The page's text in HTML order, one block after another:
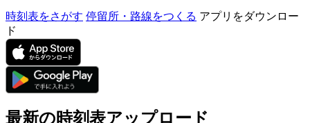
時刻表をさがす 停留所・路線をつくる アプリをダウンロー
ド
最新の時刻表アップロード